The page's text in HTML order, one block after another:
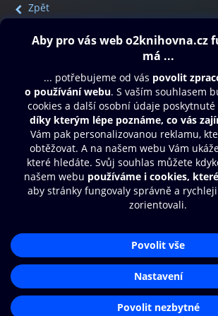
Zpět
Obsah ke stažení
Moje O2 Knihovna
Další zábava
© O2 Czech Republic a.s.
Přístupnost
Zásady zpracování osobních údajů
Nastavení cookies
Aplikace O2
Čti a poslouchej
audioknihy